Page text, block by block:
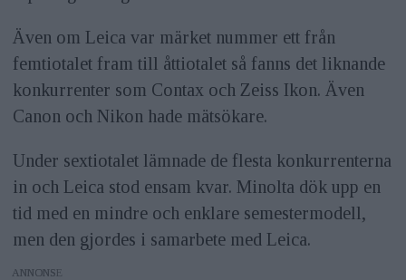
Även om Leica var märket nummer ett från
femtiotalet fram till åttiotalet så fanns det liknande
konkurrenter som Contax och Zeiss Ikon. Även
Canon och Nikon hade mätsökare.
Under sextiotalet lämnade de flesta konkurrenterna
in och Leica stod ensam kvar. Minolta dök upp en
tid med en mindre och enklare semestermodell,
men den gjordes i samarbete med Leica.
ANNONS